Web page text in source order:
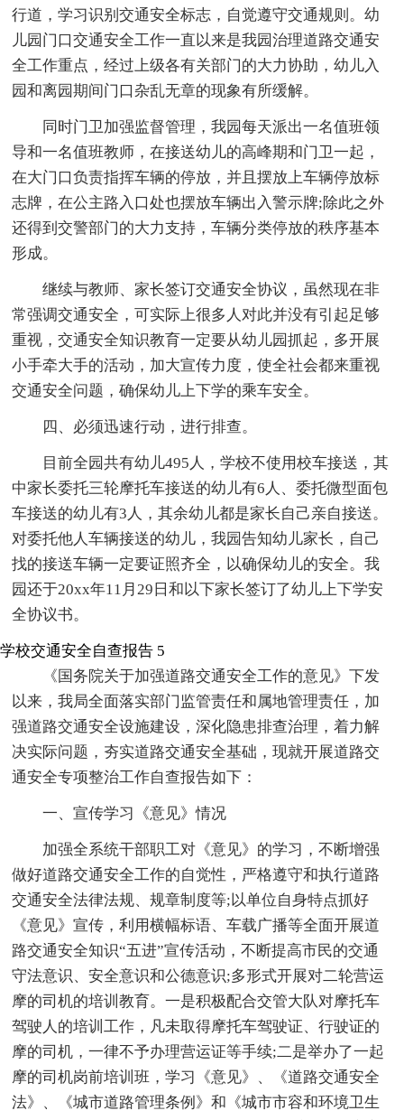
行道，学习识别交通安全标志，自觉遵守交通规则。幼
儿园门口交通安全工作一直以来是我园治理道路交通安
全工作重点，经过上级各有关部门的大力协助，幼儿入
园和离园期间门口杂乱无章的现象有所缓解。
同时门卫加强监督管理，我园每天派出一名值班领
导和一名值班教师，在接送幼儿的高峰期和门卫一起，
在大门口负责指挥车辆的停放，并且摆放上车辆停放标
志牌，在公主路入口处也摆放车辆出入警示牌;除此之外
还得到交警部门的大力支持，车辆分类停放的秩序基本
形成。
继续与教师、家长签订交通安全协议，虽然现在非
常强调交通安全，可实际上很多人对此并没有引起足够
重视，交通安全知识教育一定要从幼儿园抓起，多开展
小手牵大手的活动，加大宣传力度，使全社会都来重视
交通安全问题，确保幼儿上下学的乘车安全。
四、必须迅速行动，进行排查。
目前全园共有幼儿495人，学校不使用校车接送，其
中家长委托三轮摩托车接送的幼儿有6人、委托微型面包
车接送的幼儿有3人，其余幼儿都是家长自己亲自接送。
对委托他人车辆接送的幼儿，我园告知幼儿家长，自己
找的接送车辆一定要证照齐全，以确保幼儿的安全。我
园还于20xx年11月29日和以下家长签订了幼儿上下学安
全协议书。
学校交通安全自查报告 5
《国务院关于加强道路交通安全工作的意见》下发
以来，我局全面落实部门监管责任和属地管理责任，加
强道路交通安全设施建设，深化隐患排查治理，着力解
决实际问题，夯实道路交通安全基础，现就开展道路交
通安全专项整治工作自查报告如下：
一、宣传学习《意见》情况
加强全系统干部职工对《意见》的学习，不断增强
做好道路交通安全工作的自觉性，严格遵守和执行道路
交通安全法律法规、规章制度等;以单位自身特点抓好
《意见》宣传，利用横幅标语、车载广播等全面开展道
路交通安全知识“五进”宣传活动，不断提高市民的交通
守法意识、安全意识和公德意识;多形式开展对二轮营运
摩的司机的培训教育。一是积极配合交管大队对摩托车
驾驶人的培训工作，凡未取得摩托车驾驶证、行驶证的
摩的司机，一律不予办理营运证等手续;二是举办了一起
摩的司机岗前培训班，学习《意见》、《道路交通安全
法》、《城市道路管理条例》和《城市市容和环境卫生